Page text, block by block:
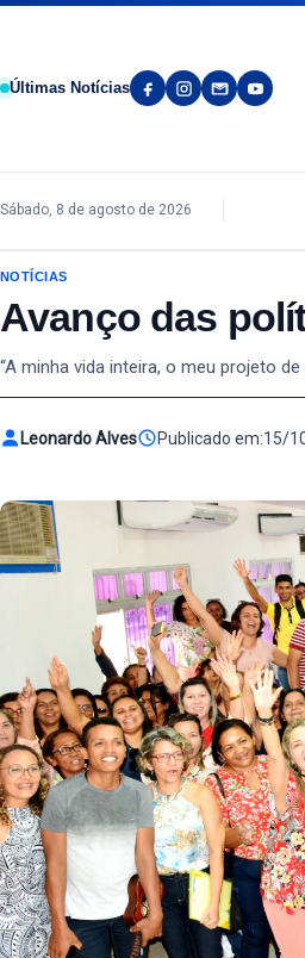
Pular para o conteúdo
Últimas Notícias
Sábado, 8 de agosto de 2026
NOTÍCIAS
Avanço das
“A minha vida inteira, o meu projeto
Leonardo Alves Publicado em:15/